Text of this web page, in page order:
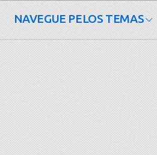
NAVEGUE PELOS TEMAS